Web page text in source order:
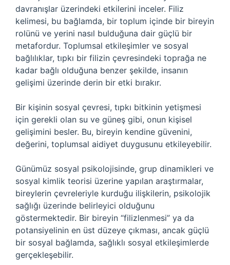
davranışlar üzerindeki etkilerini inceler. Filiz
kelimesi, bu bağlamda, bir toplum içinde bir bireyin
rolünü ve yerini nasıl bulduğuna dair güçlü bir
metafordur. Toplumsal etkileşimler ve sosyal
bağlılıklar, tıpkı bir filizin çevresindeki toprağa ne
kadar bağlı olduğuna benzer şekilde, insanın
gelişimi üzerinde derin bir etki bırakır.
Bir kişinin sosyal çevresi, tıpkı bitkinin yetişmesi
için gerekli olan su ve güneş gibi, onun kişisel
gelişimini besler. Bu, bireyin kendine güvenini,
değerini, toplumsal aidiyet duygusunu etkileyebilir.
Günümüz sosyal psikolojisinde, grup dinamikleri ve
sosyal kimlik teorisi üzerine yapılan araştırmalar,
bireylerin çevreleriyle kurduğu ilişkilerin, psikolojik
sağlığı üzerinde belirleyici olduğunu
göstermektedir. Bir bireyin “filizlenmesi” ya da
potansiyelinin en üst düzeye çıkması, ancak güçlü
bir sosyal bağlamda, sağlıklı sosyal etkileşimlerde
gerçekleşebilir.